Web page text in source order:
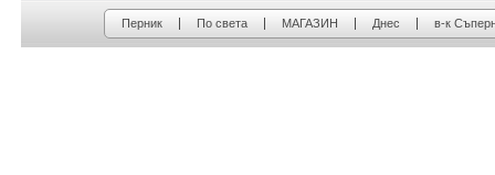
Перник По света МАГАЗИН Днес в-к